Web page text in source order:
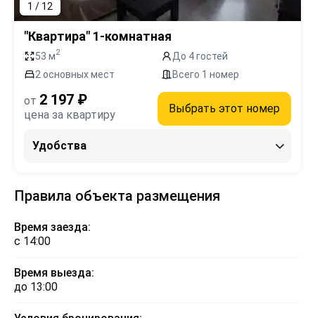
1 / 12
"Квартира" 1-комнатная
53 м2
До 4 гостей
2 основных мест
Всего 1 номер
от 2 197 ₽
цена за квартиру Выбрать этот номер
Удобства
Правила объекта размещения
Время заезда:
с 14:00
Время выезда:
до 13:00